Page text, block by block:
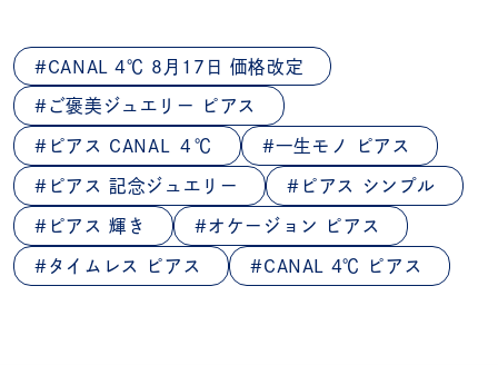
CANAL 4℃ 8月17日 価格改定
ご褒美ジュエリー ピアス
ピアス CANAL ４℃ 一生モノ ピアス
ピアス 記念ジュエリー ピアス シンプル
ピアス 輝き オケージョン ピアス
タイムレス ピアス CANAL 4℃ ピアス